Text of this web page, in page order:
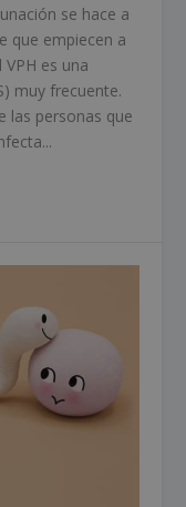
se hace a
que empiecen a
es una
muy frecuente.
las personas que